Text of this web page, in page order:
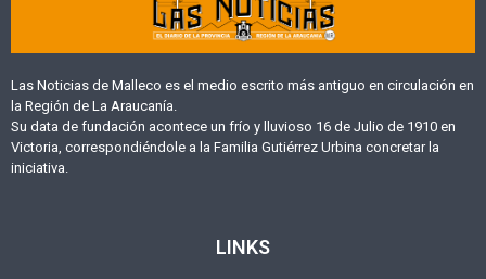
Las Noticias de Malleco es el medio escrito más antiguo en circulación en
la Región de La Araucanía.
Su data de fundación acontece un frío y lluvioso 16 de Julio de 1910 en
Victoria, correspondiéndole a la Familia Gutiérrez Urbina concretar la
iniciativa.
LINKS